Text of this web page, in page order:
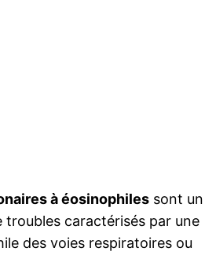
à éosinophilessont un
troubles caractérisés par une
des voies respiratoires ou